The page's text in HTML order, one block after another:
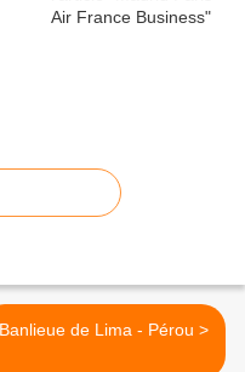
Banlieue de Lima - Pérou >